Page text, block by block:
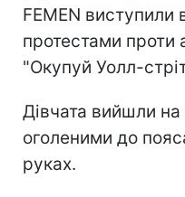
FEMEN
протестами проти
"Окупуй Уолл-
Дівчата вийшли на
оголеними до
руках.